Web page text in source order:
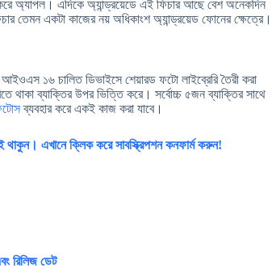
অ্যাপল। এদিকে অ্যান্ড্রয়েডে এই ফিচার আছে বেশ অনেকদিন
তেমন একটা কাজের নয় অধিকাংশ অ্যান্ড্রয়েড ফোনের ক্ষেত্রে।
১৬ চালিত ডিভাইসে শেয়ারড ফটো লাইব্রেরি তৈরী করা
থাকা ব্যাক্তির উপর ভিত্তি করে। সর্বোচ্চ ৫জন ব্যাক্তির সাথে
ব্যবহার করে একই কাজ করা যাবে।
থাকুন। এখানে ক্লিক করে সাবস্ক্রিপশন কনফার্ম করুন!
রিলিজ ডেট